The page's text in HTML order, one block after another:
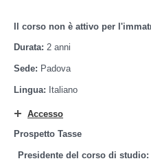
Il corso non è attivo per
Durata: 2 anni
Sede: Padova
Lingua: Italiano
Accesso
Prospetto Tasse
Presidente del corso di studio: